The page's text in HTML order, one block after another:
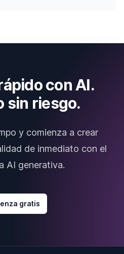
con AI.
sin riesgo.
y comienza a crear
de inmediato con el
AI generativa.
gratis